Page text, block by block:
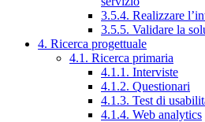
3.5.4. Realizzare
3.5.5. Validare la
4. Ricerca progettuale
4.1. Ricerca primaria
4.1.1. Interviste
4.1.2. Questionari
4.1.3. Test di
4.1.4. Web analytics